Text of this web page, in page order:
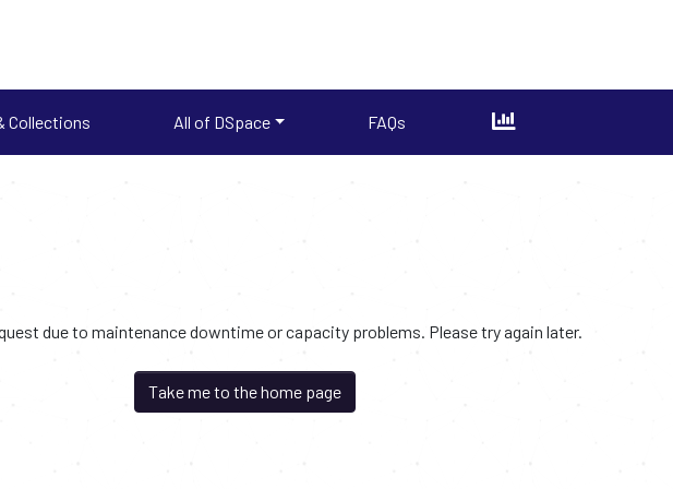
Collections All of DSpace FAQs
due to maintenance downtime or capacity problems. Please try again later.
Take me to the home page